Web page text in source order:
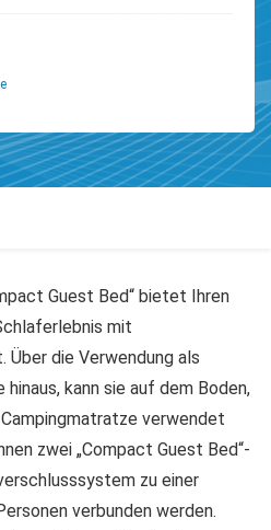
Guest Bed“ bietet Ihren
mit
die Verwendung als
kann sie auf dem Boden,
verwendet
zwei „Compact Guest Bed“-
zu einer
verbunden werden.